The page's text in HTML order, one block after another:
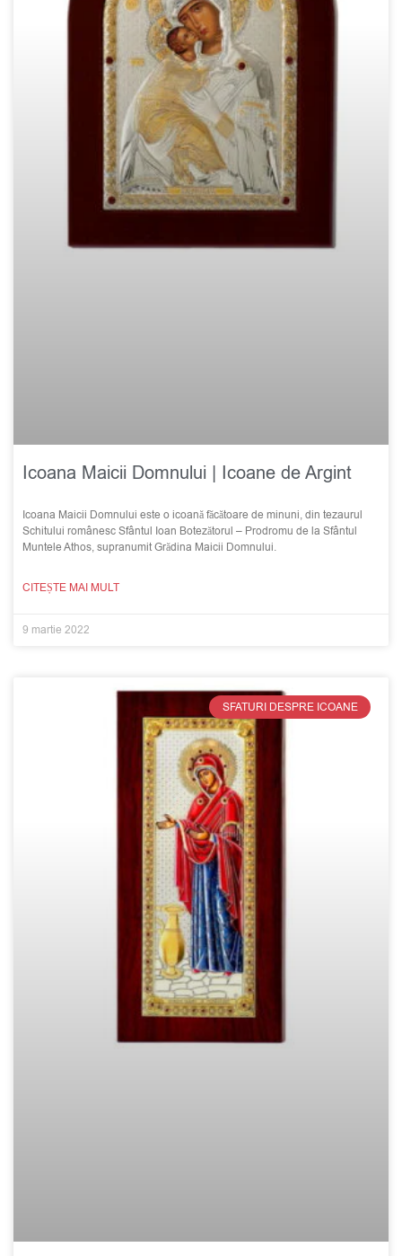
Icoana Maicii Domnului | Icoane de Argint
Icoana Maicii Domnului este o icoană făcătoare de minuni, din tezaurul
Schitului românesc Sfântul Ioan Botezătorul – Prodromu de la Sfântul
Muntele Athos, supranumit Grădina Maicii Domnului.
CITEȘTE MAI MULT
9 martie 2022
SFATURI DESPRE ICOANE